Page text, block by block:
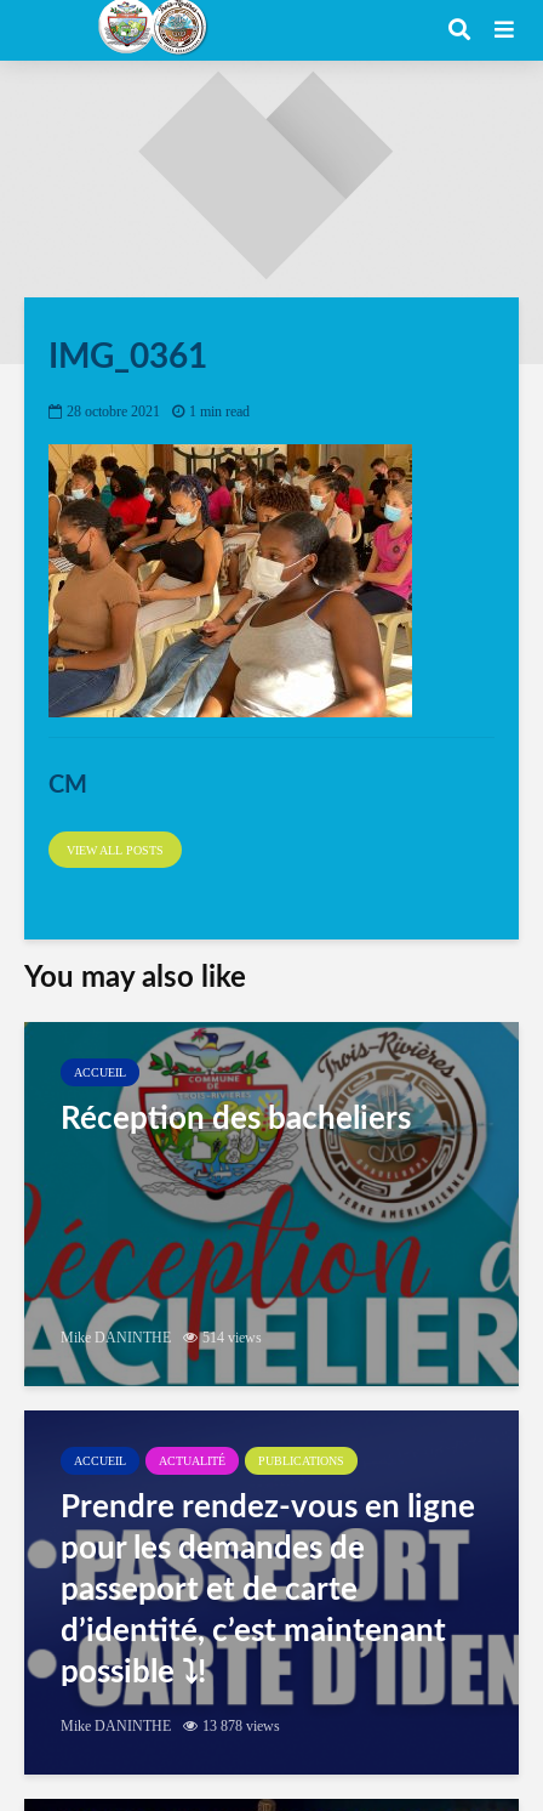
IMG_0361
28 octobre 2021 1 min read
CM
VIEW ALL POSTS
You may also like
ACCUEIL
Réception des bacheliers
Mike DANINTHE 514 views
ACCUEIL ACTUALITÉ PUBLICATIONS
Prendre rendez-vous en ligne
pour les demandes de
passeport et de carte
d’identité, c’est maintenant
possible ⤵️!
Mike DANINTHE 13 878 views